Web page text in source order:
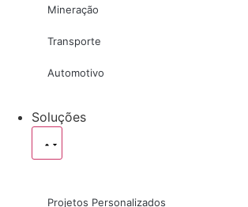
Mineração
Transporte
Automotivo
Soluções
Projetos Personalizados